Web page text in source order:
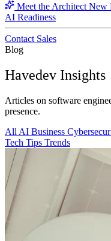
Meet the Architect New
AI Readiness
Contact Sales
Blog
Havedev Insights
Articles on software
presence.
All AI Business
Tech Tips Trends